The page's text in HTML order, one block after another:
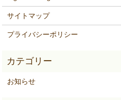
サイトマップ
プライバシーポリシー
お知らせ